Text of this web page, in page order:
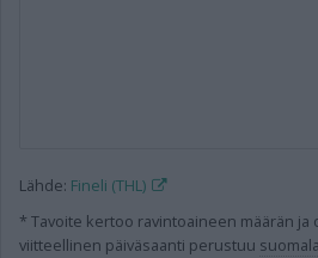
Lähde: Fineli (THL)
* Tavoite kertoo ravintoaineen määrän
viitteellinen päiväsaanti perustuu